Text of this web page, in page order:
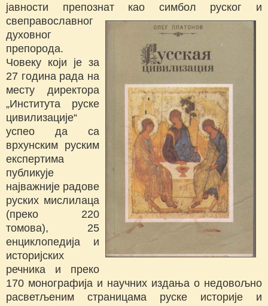
јавности препознат као симбол руског и
свеправославног
духовног
препорода.
Човеку који је за
27 година рада на
месту директора
„Института руске
цивилизације“
успео да са
врхунским руским
експертима
публикује
најважније радове
руских мислилаца
(преко 220
томова), 25
енциклопедија и
историјских
речника и преко
170 монографија и научних издања о недовољно
расветљеним страницама руске историје и